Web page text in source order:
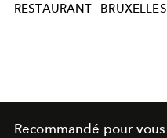
RESTAURANT BRUXELLES
Recommandé pour vous